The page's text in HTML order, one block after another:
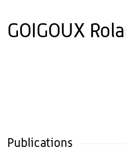
GOIGOUX
Publications